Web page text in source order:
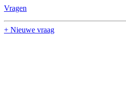
Vragen
+ Nieuwe vraag